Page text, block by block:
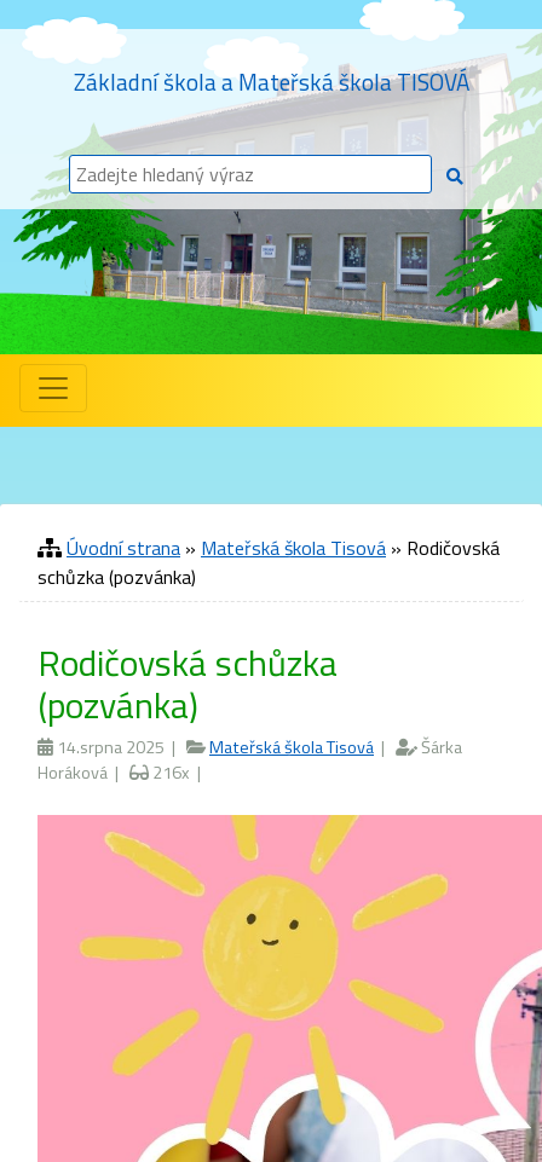
Základní škola a Mateřská škola TISOVÁ
Úvodní strana » Mateřská škola Tisová » Rodičovská
schůzka (pozvánka)
Rodičovská schůzka
(pozvánka)
14.srpna 2025 | Mateřská škola Tisová |
Šárka
Horáková |
216x |